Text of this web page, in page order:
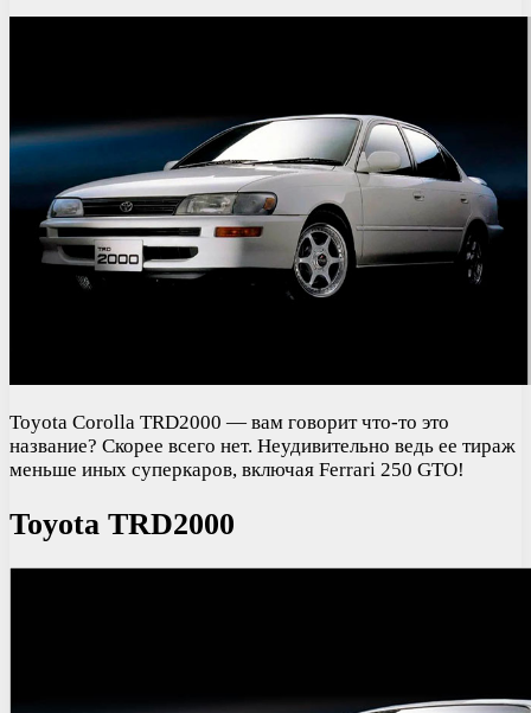
Toyota Corolla TRD2000 — вам говорит что-то это
название? Скорее всего нет. Неудивительно ведь ее тираж
меньше иных суперкаров, включая Ferrari 250 GTO!
Toyota TRD2000